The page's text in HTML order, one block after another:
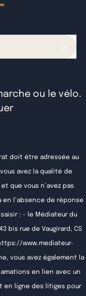
ou le vélo.
doit être adressée au
avez la qualité de
que vous n’avez pas
l’absence de réponse
: - le Médiateur du
bis rue de Vaugirard, CS
www.mediateur-
vous avez également la
en lien avec un
en ligne des litiges pour